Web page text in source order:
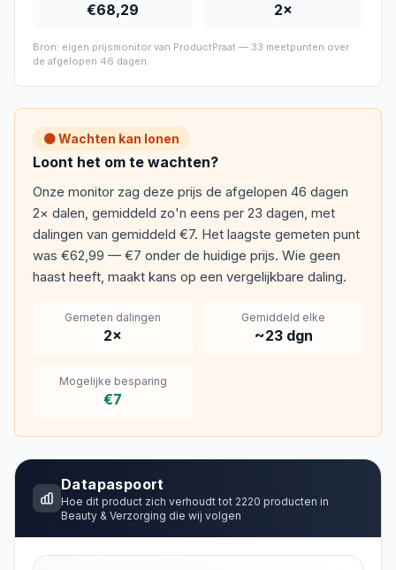
€68,29 2×
Bron: eigen prijsmonitor van ProductPraat — 33 meetpunten over
de afgelopen 46 dagen.
🟠 Wachten kan lonen
Loont het om te wachten?
Onze monitor zag deze prijs de afgelopen 46 dagen
2× dalen, gemiddeld zo'n eens per 23 dagen, met
dalingen van gemiddeld €7. Het laagste gemeten punt
was €62,99 — €7 onder de huidige prijs. Wie geen
haast heeft, maakt kans op een vergelijkbare daling.
Gemeten dalingen
2×
Gemiddeld elke
~23dgn
Mogelijke besparing
€7
Datapaspoort
Hoe dit product zich verhoudt tot 2220 producten in
Beauty & Verzorging die wij volgen